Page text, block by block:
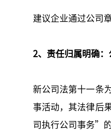
建议企业通过公司
2、责任归属明确
新公司法第十一条
事活动，其法律后
司执行公司事务”